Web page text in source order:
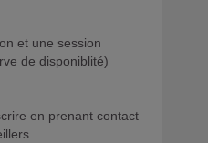
et une session
de disponiblité)
en prenant contact